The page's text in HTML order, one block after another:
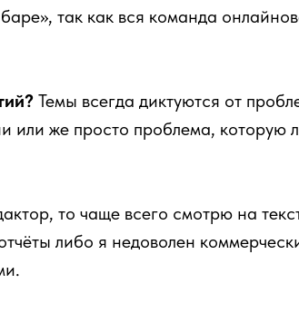
так как вся команда
Темы всегда диктуются от
или же просто проблема, которую
то чаще всего смотрю на
либо я недоволен